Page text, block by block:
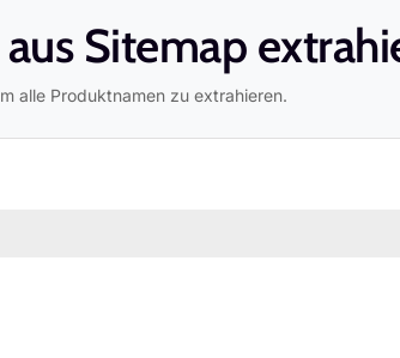
Sitemap
alle Produktnamen zu extrahieren.